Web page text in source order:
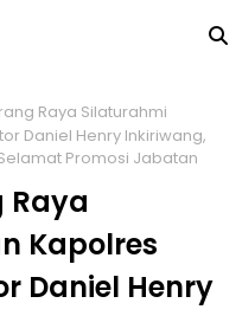
Raya Silaturahmi
Daniel Henry Inkiriwang,
Promosi Jabatan
Raya
Kapolres
Daniel Henry